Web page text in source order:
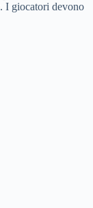
I giocatori devono